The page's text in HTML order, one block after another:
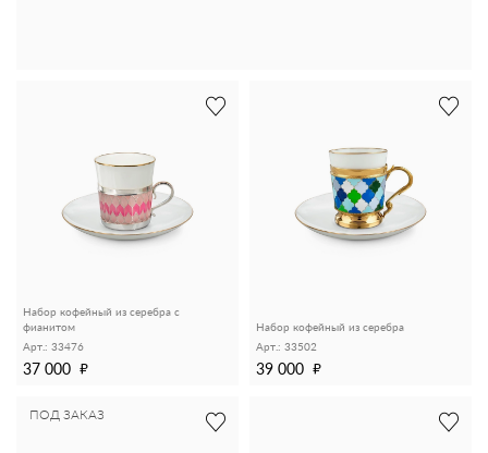
Набор кофейный из серебра с
фианитом
Арт.: 33476
37 000
Набор кофейный из серебра
Арт.: 33502
39 000
ПОД ЗАКАЗ